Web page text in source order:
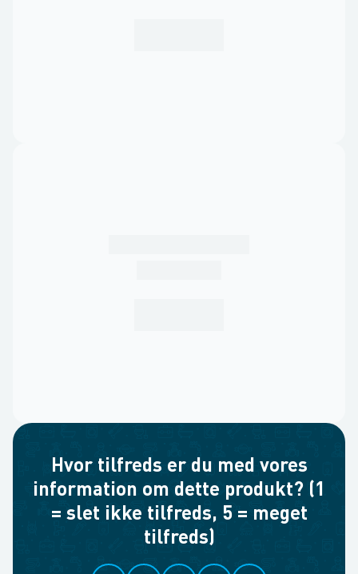
Hvor tilfreds er du med vores
information om dette produkt? (1
= slet ikke tilfreds, 5 = meget
tilfreds)